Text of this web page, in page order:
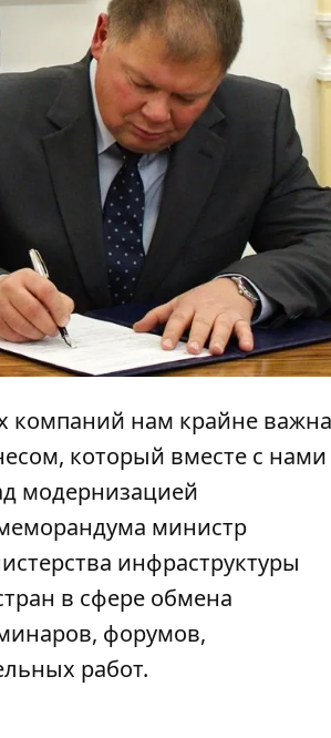
компаний нам крайне
который вместе с нами
модернизацией
министр
инфраструктуры
в сфере обмена
форумов,
работ.